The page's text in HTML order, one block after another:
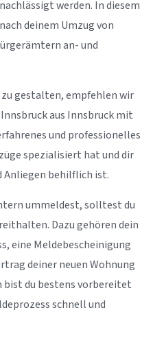
werden. In diesem
deinem Umzug von
an- und
gestalten, empfehlen wir
aus Innsbruck mit
und professionelles
spezialisiert hat und dir
Anliegen behilflich ist.
ummeldest, solltest du
Dazu gehören dein
eine Meldebescheinigung
deiner neuen Wohnung
bist du bestens vorbereitet
schnell und